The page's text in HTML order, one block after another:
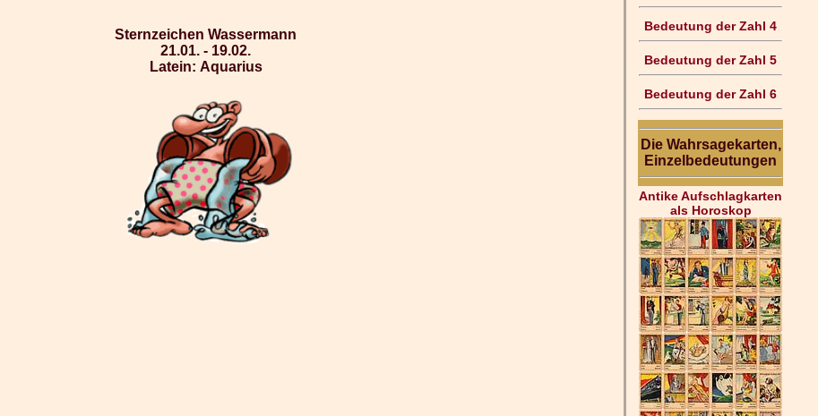
Sternzeichen Wassermann
21.01. - 19.02.
Latein: Aquarius
Bedeutung der Zahl 4
Bedeutung der Zahl 5
Bedeutung der Zahl 6
Die Wahrsagekarten,
Einzelbedeutungen
Antike Aufschlagkarten
als Horoskop